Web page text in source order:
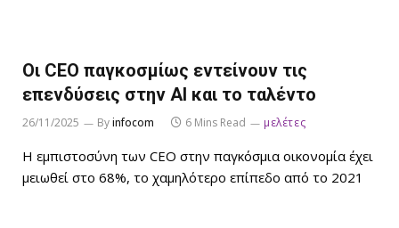
Οι CEO παγκοσμίως εντείνουν τις
επενδύσεις στην AI και το ταλέντο
26/11/2025 Byinfocom 6 Mins Read μελέτες
Η εμπιστοσύνη των CEO στην παγκόσμια οικονομία έχει
μειωθεί στο 68%, το χαμηλότερο επίπεδο από το 2021